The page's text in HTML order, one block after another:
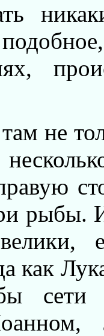
не
рыбы.
как
сети